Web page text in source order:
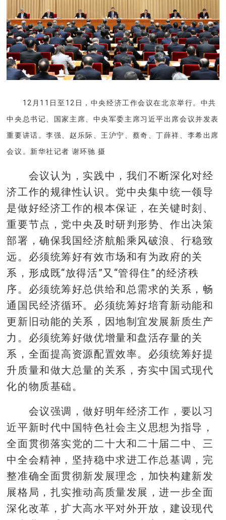
12月11日至12日，中央经济工作会议在北京举行。中共
中央总书记、国家主席、中央军委主席习近平出席会议并发表
重要讲话。李强、赵乐际、王沪宁、蔡奇、丁薛祥、李希出席
会议。新华社记者 谢环驰 摄
会议认为，实践中，我们不断深化对经
济工作的规律性认识。党中央集中统一领导
是做好经济工作的根本保证，在关键时刻、
重要节点，党中央及时研判形势、作出决策
部署，确保我国经济航船乘风破浪、行稳致
远。必须统筹好有效市场和有为政府的关
系，形成既“放得活”又“管得住”的经济秩
序。必须统筹好总供给和总需求的关系，畅
通国民经济循环。必须统筹好培育新动能和
更新旧动能的关系，因地制宜发展新质生产
力。必须统筹好做优增量和盘活存量的关
系，全面提高资源配置效率。必须统筹好提
升质量和做大总量的关系，夯实中国式现代
化的物质基础。
会议强调，做好明年经济工作，要以习
近平新时代中国特色社会主义思想为指导，
全面贯彻落实党的二十大和二十届二中、三
中全会精神，坚持稳中求进工作总基调，完
整准确全面贯彻新发展理念，加快构建新发
展格局，扎实推动高质量发展，进一步全面
深化改革，扩大高水平对外开放，建设现代